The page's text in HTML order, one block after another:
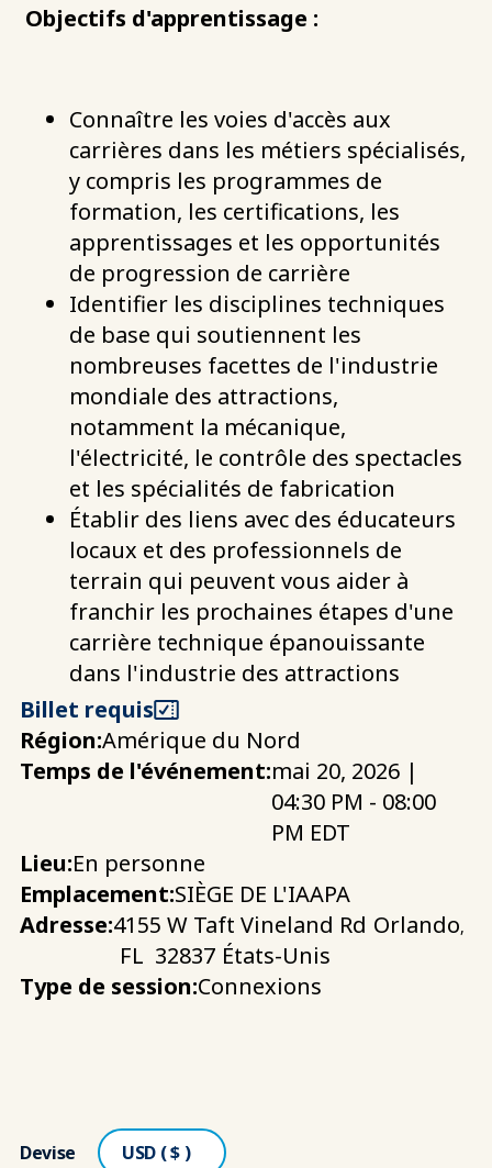
Objectifs d'apprentissage :
Connaître les voies d'accès aux
carrières dans les métiers spécialisés,
y compris les programmes de
formation, les certifications, les
apprentissages et les opportunités
de progression de carrière
Identifier les disciplines techniques
de base qui soutiennent les
nombreuses facettes de l'industrie
mondiale des attractions,
notamment la mécanique,
l'électricité, le contrôle des spectacles
et les spécialités de fabrication
Établir des liens avec des éducateurs
locaux et des professionnels de
terrain qui peuvent vous aider à
franchir les prochaines étapes d'une
carrière technique épanouissante
dans l'industrie des attractions
Billet requis
Région:Amérique du Nord
Temps de l'événement:mai 20, 2026 |
04:30 PM - 08:00
PM EDT
Lieu:En personne
Emplacement:SIÈGE DE L'IAAPA
Adresse:4155 W Taft Vineland Rd Orlando,
FL 32837 États-Unis
Type de session:Connexions
Devise